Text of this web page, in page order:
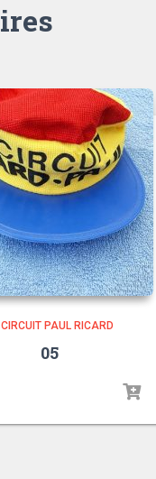
CIRCUIT PAUL RICARD
05